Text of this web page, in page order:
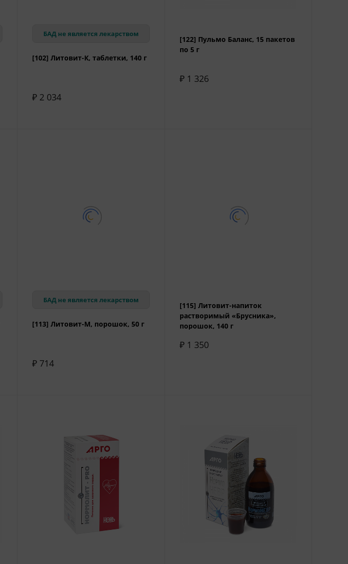
БАД не является лекарством
[102] Литовит-К, таблетки, 140 г
₽ 2 034
[122] Пульмо Баланс, 15 пакетов
по 5 г
₽ 1 326
БАД не является лекарством
[113] Литовит-М, порошок, 50 г
₽ 714
[115] Литовит-напиток
растворимый «Брусника»,
порошок, 140 г
₽ 1 350